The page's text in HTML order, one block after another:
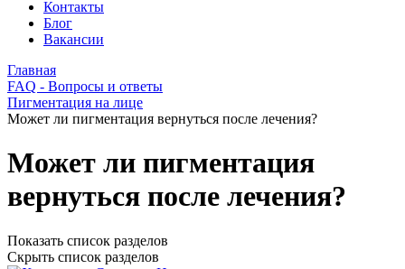
Контакты
Блог
Вакансии
Главная
FAQ - Вопросы и ответы
Пигментация на лице
Может ли пигментация вернуться после лечения?
Может ли пигментация
вернуться после лечения?
Показать список разделов
Скрыть список разделов